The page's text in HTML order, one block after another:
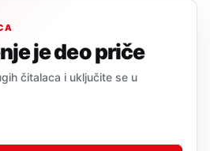
je deo priče
čitalaca i uključite se u